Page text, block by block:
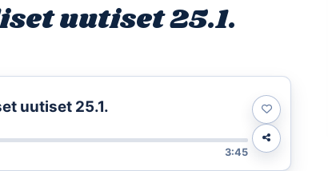
uutiset 25.1.
uutiset 25.1.
3:45